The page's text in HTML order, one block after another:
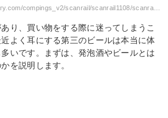
compings_v2/scanrail/scanrail1108/scanrail110800014.jpg
り、買い物をする際に迷ってしまうこ
よく耳にする第三のビールは本当に体
いです。まずは、発泡酒やビールとは
を説明します。